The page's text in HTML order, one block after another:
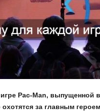
Pac-Man, выпущенной
за главным